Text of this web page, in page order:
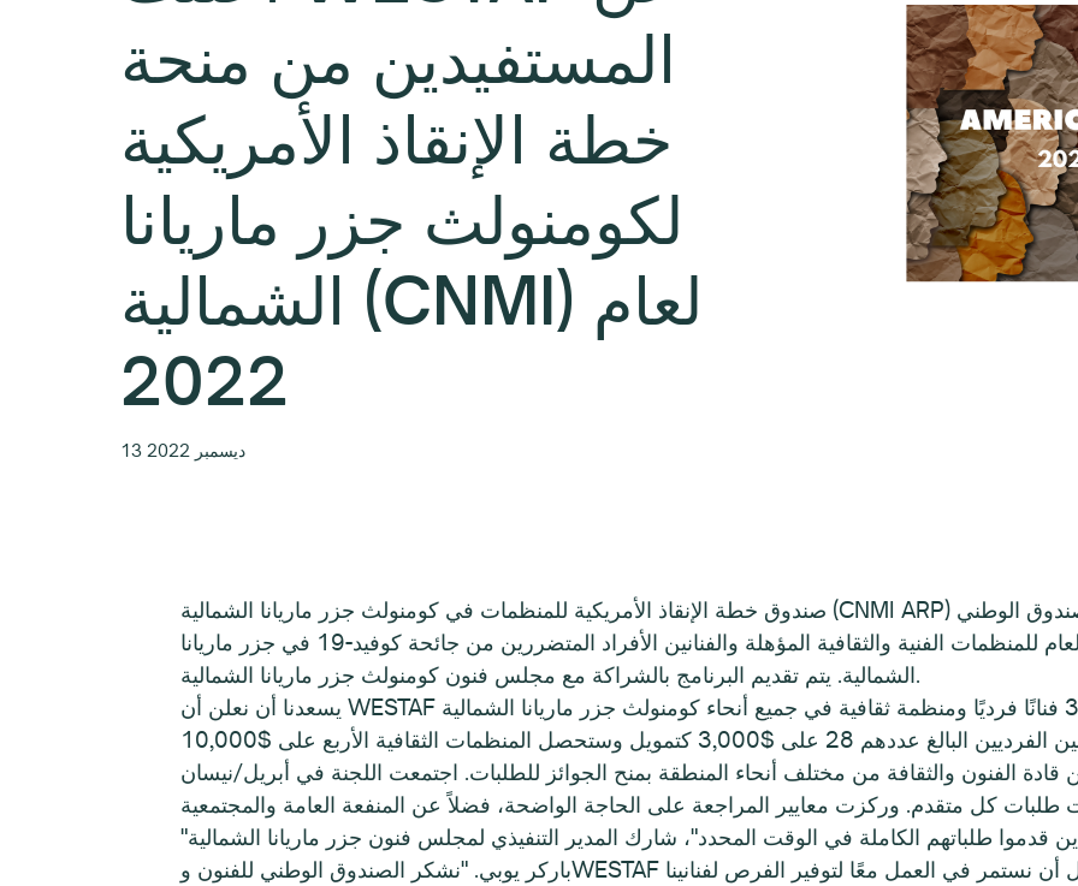
المستفيدين من منحة
خطة الإنقاذ الأمريكية
لكومنولث جزر ماريانا
الشمالية (CNMI) لعام
2022
13 ديسمبر 2022
صندوق خطة الإنقاذ الأمريكية للمنظمات في كومنولث جزر ماريانا الشمالية (CNMI ARP) هو برنامج منح إغاثة، مدعوم من الصندوق الوطني
للفنون، والذي يوفر الدعم التشغيلي العام للمنظمات الفنية والثقافية المؤهلة والفنانين الأفراد المتضررين من جائحة كوفيد-19 في جزر ماريانا
الشمالية. يتم تقديم البرنامج بالشراكة مع مجلس فنون كومنولث جزر ماريانا الشمالية.
يسعدنا أن نعلن أن WESTAF ستمنح تمويلًا منحة لـ 32 فنانًا فرديًا ومنظمة ثقافية في جميع أنحاء كومنولث جزر ماريانا الشمالية (CNMI).
الفنون والثقافة من مختلف أنحاء المنطقة بمنح الجوائز للطلبات. اجتمعت اللجنة في أبريل/نيسان
"تهانينا للمنظمات والفنانين الأفراد الذين قدموا طلباتهم الكاملة في الوقت المحدد"، شارك المدير التنفيذي لمجلس فنون جزر ماريانا الشمالية
باركر يوبي. "نشكر الصندوق الوطني للفنون وWESTAF على هذه الفرصة والشراكة. نأمل أن نستمر في العمل معًا لتوفير الفرص لفنانينا